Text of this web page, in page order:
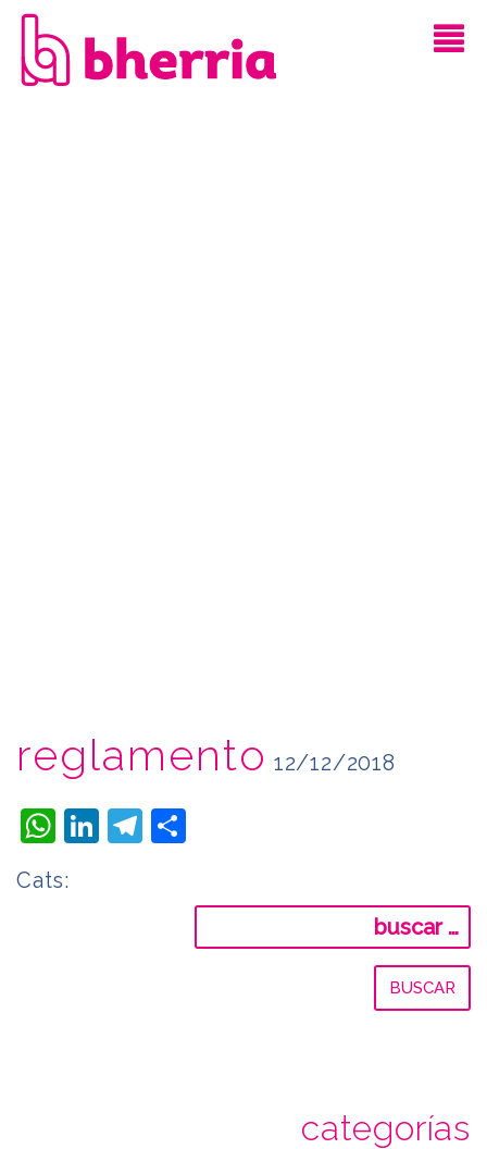
reglamento 12/12/2018
WhatsApp
LinkedIn
Telegram
Cats:
categorías